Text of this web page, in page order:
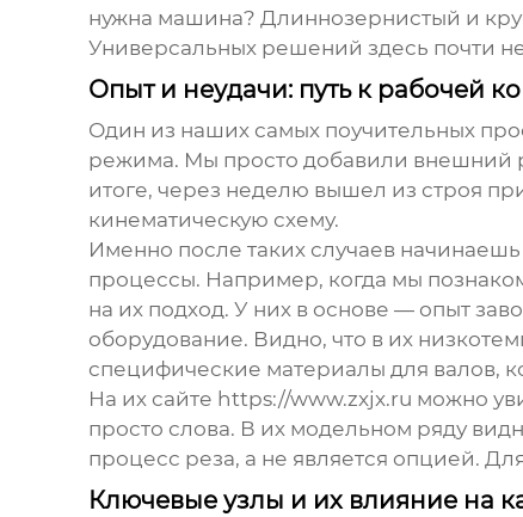
нужна машина? Длиннозернистый и
Универсальных решений здесь почти
Опыт и неудачи: путь к рабочей
Один из наших самых поучительных
режима. Мы просто добавили внешний
итоге, через неделю вышел из строя
кинематическую схему.
Именно после таких случаев
процессы. Например, когда мы
на их подход. У них в основе — опыт
оборудование. Видно, что в их
специфические материалы для валов,
На их сайте https://www.zxjx.ru можно
просто слова. В их модельном ряду
процесс реза, а не является опцией.
Ключевые узлы и их влияние на